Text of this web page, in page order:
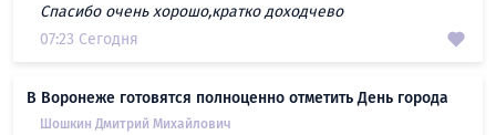
Спасибо очень хорошо,кратко доходчево
07:23 Сегодня
В Воронеже готовятся полноценно отметить День города
Шошкин Дмитрий Михайлович